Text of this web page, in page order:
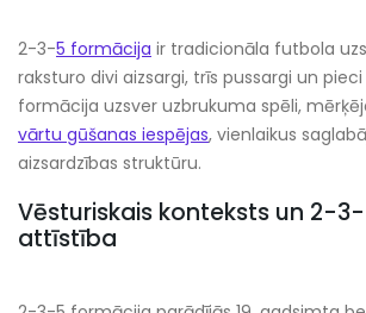
2-3-5 formācija ir tradicionāla futbola
raksturo divi aizsargi, trīs pussargi un pieci
formācija uzsver uzbrukuma spēli,
vārtu gūšanas iespējas, vienlaikus
aizsardzības struktūru.
Vēsturiskais konteksts un 2-
attīstība